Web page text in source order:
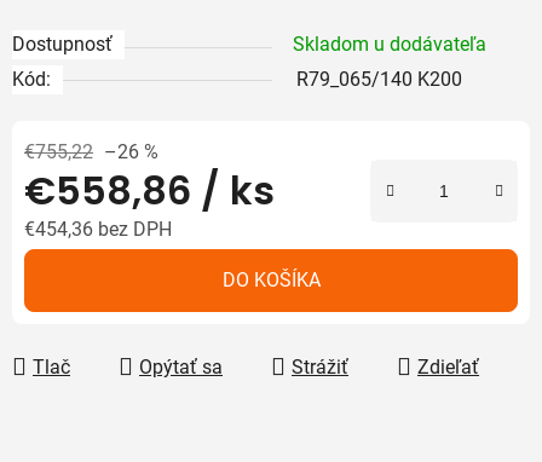
Dostupnosť
Skladom u dodávateľa
Kód:
R79_065/140 K200
€755,22 –26 %
€558,86 / ks
€454,36 bez DPH
DO KOŠÍKA
Tlač Opýtať sa Strážiť Zdieľať